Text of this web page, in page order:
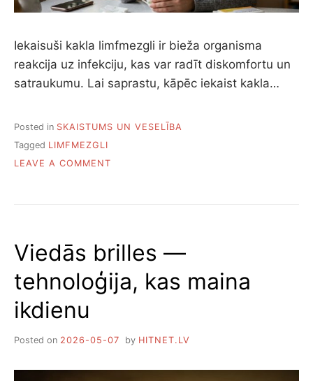
Iekaisuši kakla limfmezgli ir bieža organisma
reakcija uz infekciju, kas var radīt diskomfortu un
satraukumu. Lai saprastu, kāpēc iekaist kakla…
Posted in SKAISTUMS UN VESELĪBA
Tagged LIMFMEZGLI
LEAVE A COMMENT
KO
AR
TO
DARĪT
Viedās brilles —
tehnoloģija, kas maina
ikdienu
Posted on 2026-05-07 by HITNET.LV